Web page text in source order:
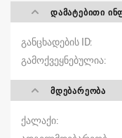
ᲓᲐᲛᲐᲢᲔᲑᲘᲗᲘ
განცხადების ID
გამოქვეყნებულია
ᲛᲓᲔᲑᲐᲠᲔᲝᲑᲐ
ქალაქი